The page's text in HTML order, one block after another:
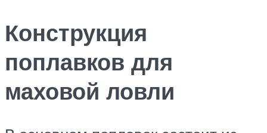
Конструкция
поплавков для
маховой ловли